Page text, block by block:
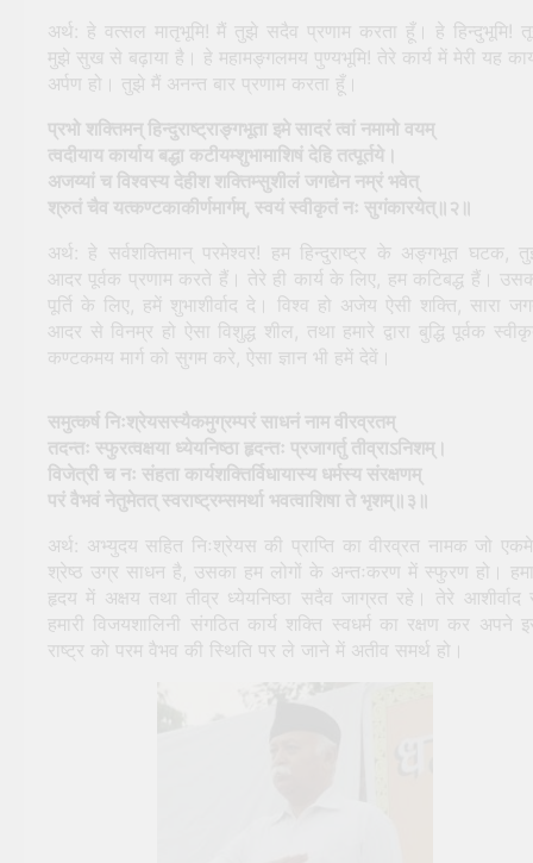
अर्थ: हे वत्सल मातृभूमि! मैं तुझे सदैव प्रणाम करता हूँ। हे हिन्दुभूमि!
मुझे सुख से बढ़ाया है। हे महामङ्गलमय पुण्यभूमि! तेरे कार्य में मेरी यह
अर्पण हो। तुझे मैं अनन्त बार प्रणाम करता हूँ।
प्रभो शक्तिमन् हिन्दुराष्ट्राङ्गभूता इमे सादरं त्वां नमामो वयम्
त्वदीयाय कार्याय बद्धा कटीयम्शुभामाशिषं देहि तत्पूर्तये।
अजय्यां च विश्वस्य देहीश शक्तिम्सुशीलं जगद्येन नम्रं भवेत्
श्रुतं चैव यत्कण्टकाकीर्णमार्गम्, स्वयं स्वीकृतं नः सुगंकारयेत्॥२॥
अर्थ: हे सर्वशक्तिमान् परमेश्वर! हम हिन्दुराष्ट्र के अङ्गभूत घटक,
आदर पूर्वक प्रणाम करते हैं। तेरे ही कार्य के लिए, हम कटिबद्ध हैं।
पूर्ति के लिए, हमें शुभाशीर्वाद दे। विश्व हो अजेय ऐसी शक्ति, सारा
आदर से विनम्र हो ऐसा विशुद्ध शील, तथा हमारे द्वारा बुद्धि पूर्वक
कण्टकमय मार्ग को सुगम करे, ऐसा ज्ञान भी हमें देवें।
समुत्कर्ष निःश्रेयसस्यैकमुग्रम्परं साधनं नाम वीरव्रतम्
तदन्तः स्फुरत्वक्षया ध्येयनिष्ठा हृदन्तः प्रजागर्तु तीव्राऽनिशम्।
विजेत्री च नः संहता कार्यशक्तिर्विधायास्य धर्मस्य संरक्षणम्
परं वैभवं नेतुमेतत् स्वराष्ट्रम्समर्था भवत्वाशिषा ते भृशम्॥३॥
अर्थ: अभ्युदय सहित निःश्रेयस की प्राप्ति का वीरव्रत नामक जो
श्रेष्ठ उग्र साधन है, उसका हम लोगों के अन्तःकरण में स्फुरण हो।
हृदय में अक्षय तथा तीव्र ध्येयनिष्ठा सदैव जाग्रत रहे। तेरे आशीर्वाद
हमारी विजयशालिनी संगठित कार्य शक्ति स्वधर्म का रक्षण कर अपने
राष्ट्र को परम वैभव की स्थिति पर ले जाने में अतीव समर्थ हो।